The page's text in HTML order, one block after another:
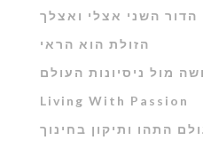
הדור השני אצלי ואצלך
הזולת הוא הראי
מול ניסיונות העולם
Living With Passion
התהו ותיקון בחינוך